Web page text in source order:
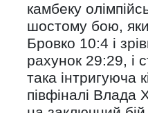
камбеку
шостому бою,
Бровко 10:4 і
рахунок 29:29, і
така інтригуюча
півфіналі Влада